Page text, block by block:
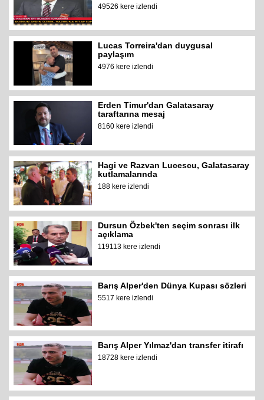
49526 kere izlendi
Lucas Torreira'dan duygusal
paylaşım
4976 kere izlendi
Erden Timur'dan Galatasaray
taraftarına mesaj
8160 kere izlendi
Hagi ve Razvan Lucescu, Galatasaray
kutlamalarında
188 kere izlendi
Dursun Özbek'ten seçim sonrası ilk
açıklama
119113 kere izlendi
Barış Alper'den Dünya Kupası sözleri
5517 kere izlendi
Barış Alper Yılmaz'dan transfer itirafı
18728 kere izlendi